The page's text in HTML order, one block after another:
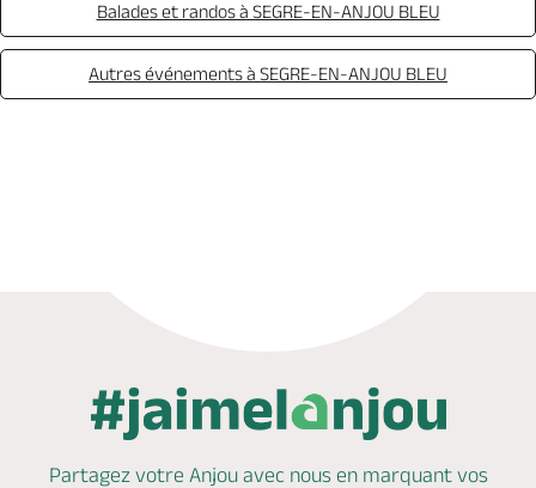
Balades et randos à SEGRE-EN-ANJOU BLEU
Autres événements à SEGRE-EN-ANJOU BLEU
Partagez votre Anjou avec nous en marquantvos